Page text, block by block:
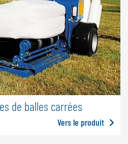
de balles carrées
Vers le produit